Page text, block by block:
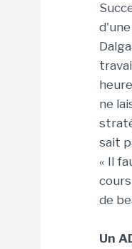
ne
sait
« Il
de
Un